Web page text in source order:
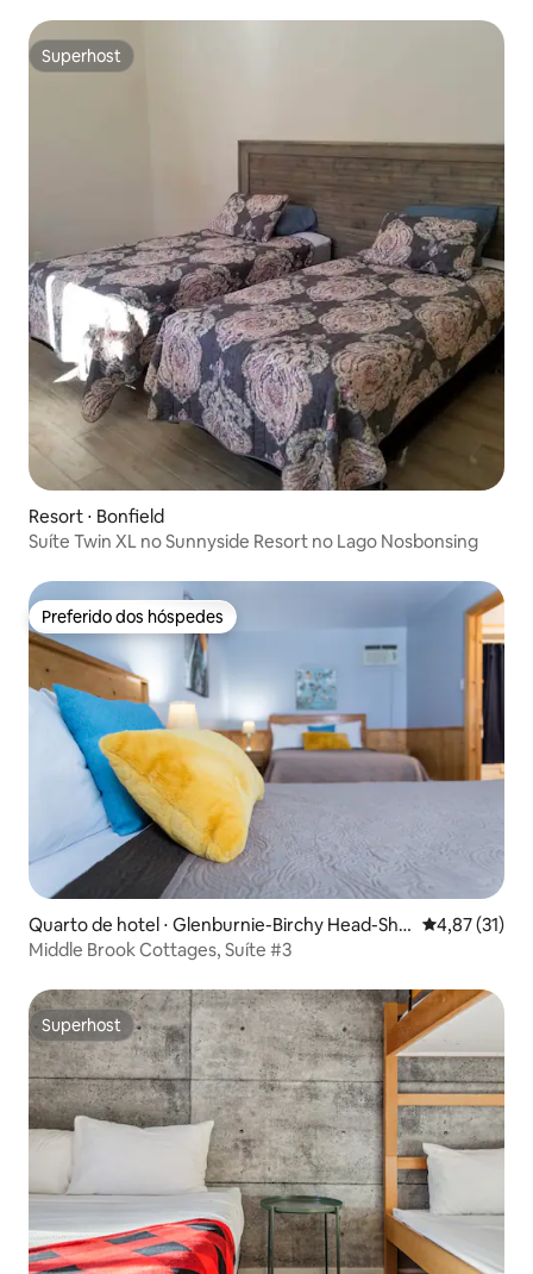
Superhost
Superhost
Resort ⋅ Bonfield
Suíte Twin XL no Sunnyside Resort no Lago Nosbonsing
Preferido dos hóspedes
Preferido dos hóspedes
Quarto de hotel ⋅ Glenburnie-Birchy Head-Sho
al Brook
4,87 de uma
4,87 (31)
Middle Brook Cottages, Suíte #3
Superhost
Superhost